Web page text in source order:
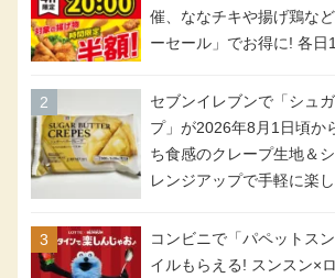
催、ななチキや揚げ鶏な
ーセール」でお得に! 各
アメリカンドッグが税抜
セブンイレブンで「シュ
プ」が2026年8月1日頃か
ち食感のクレープ生地＆
レンジアップで手軽に楽
コンビニで「パペットス
イルもらえる! スンスン×